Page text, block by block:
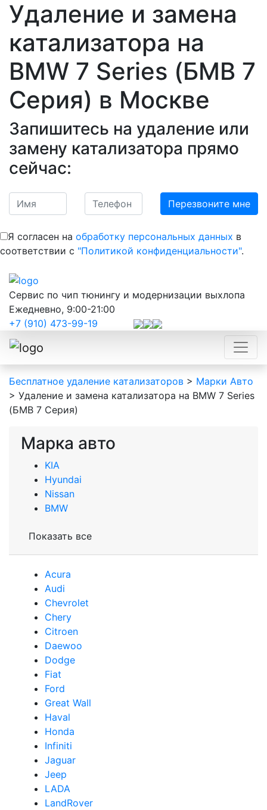
Удаление и замена
катализатора на
BMW 7 Series (БМВ 7
Серия) в Москве
Запишитесь на удаление или
замену катализатора прямо
сейчас:
Я согласен на обработку персональных данных в
соответствии с "Политикой конфиденциальности".
Сервис по чип тюнингу и модернизации выхлопа
Ежедневно, 9:00-21:00
+7 (910) 473-99-19
Бесплатное удаление катализаторов > Марки Авто
> Удаление и замена катализатора на BMW 7 Series
(БМВ 7 Серия)
Марка авто
KIA
Hyundai
Nissan
BMW
Показать все
Acura
Audi
Сhevrolet
Chery
Сitroen
Daewoo
Dodge
Fiat
Ford
Great Wall
Haval
Honda
Infiniti
Jaguar
Jeep
LADA
LandRover